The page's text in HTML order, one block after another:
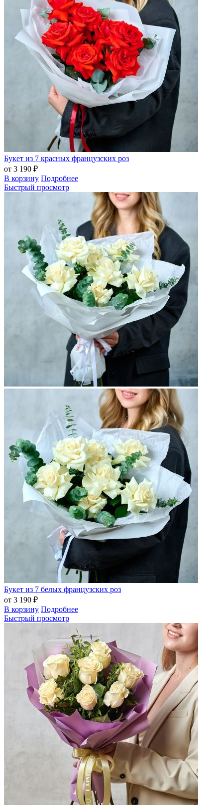
Букет из 7 красных французских роз
от 3 190 ₽
В корзину Подробнее
Быстрый просмотр
Букет из 7 белых французских роз
от 3 190 ₽
В корзину Подробнее
Быстрый просмотр